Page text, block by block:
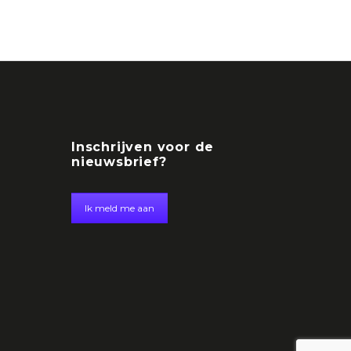
Inschrijven voor de
nieuwsbrief?
Ik meld me aan